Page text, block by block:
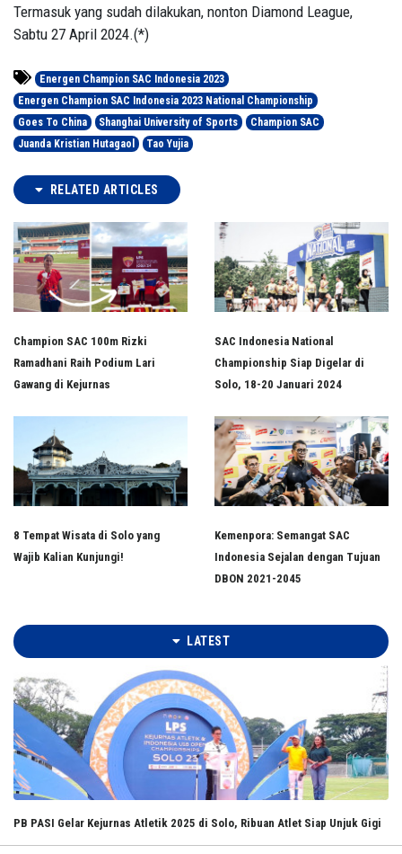
Termasuk yang sudah dilakukan, nonton Diamond League,
Sabtu 27 April 2024.(*)
Energen Champion SAC Indonesia 2023
Energen Champion SAC Indonesia 2023 National Championship
Goes To China
Shanghai University of Sports
Champion SAC
Juanda Kristian Hutagaol
Tao Yujia
RELATED ARTICLES
Champion SAC 100m Rizki
Ramadhani Raih Podium Lari
Gawang di Kejurnas
SAC Indonesia National
Championship Siap Digelar di
Solo, 18-20 Januari 2024
8 Tempat Wisata di Solo yang
Wajib Kalian Kunjungi!
Kemenpora: Semangat SAC
Indonesia Sejalan dengan Tujuan
DBON 2021-2045
LATEST
PB PASI Gelar Kejurnas Atletik 2025 di Solo, Ribuan Atlet Siap Unjuk Gigi